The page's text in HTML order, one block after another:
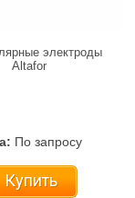
электроды
Altafor
По запросу
Купить